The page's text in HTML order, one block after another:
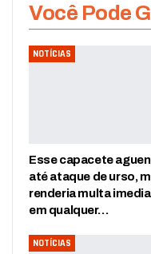
Você Pode
NOTÍCIAS
Esse capacete
até ataque de urso,
renderia multa
em qualquer…
NOTÍCIAS